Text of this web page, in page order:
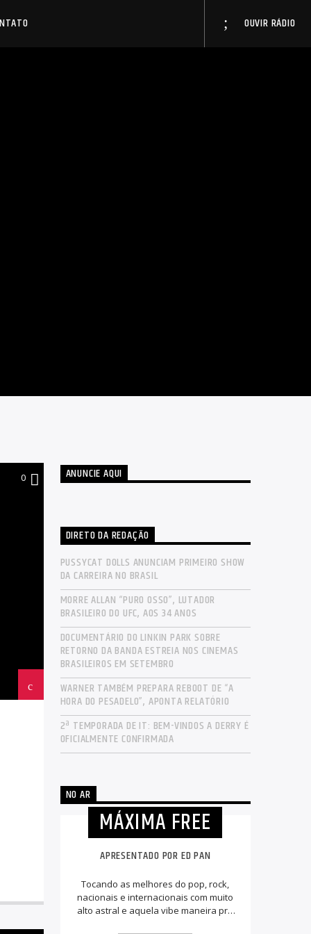
OUVIR RÁDIO
0 ANUNCIE AQUI
DIRETO DA REDAÇÃO
PUSSYCAT DOLLS ANUNCIAM PRIMEIRO SHOW
DA CARREIRA NO BRASIL
MORRE ALLAN “PURO OSSO”, LUTADOR
BRASILEIRO DO UFC, AOS 34 ANOS
DOCUMENTÁRIO DO LINKIN PARK SOBRE
RETORNO DA BANDA ESTREIA NOS CINEMAS
BRASILEIROS EM SETEMBRO
WARNER TAMBÉM PREPARA REBOOT DE “A
HORA DO PESADELO”, APONTA RELATÓRIO
2ª TEMPORADA DE IT: BEM-VINDOS A DERRY É
OFICIALMENTE CONFIRMADA
NO AR
MÁXIMA FREE
APRESENTADO POR ED PAN
Tocando as melhores do pop, rock,
nacionais e internacionais com muito
alto astral e aquela vibe maneira pra